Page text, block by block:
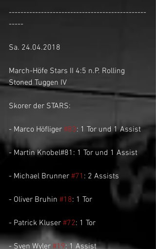
-----------------------------------------------
-----
Sa. 24.04.2018
March-Höfe Stars II 4:5 n.P. Rolling
Stoned Tuggen IV
Skorer der STARS:
- Marco Höfliger #83: 1 Tor und 1 Assist
- Martin Knobel#81: 1 Tor und 1 Assist
- Michael Brunner #71 : 2 Assists
- Oliver Bruhin #18: 1 Tor
- Patrick Kluser #72: 1 Tor
- Sven Wyler #19: 1 Assist